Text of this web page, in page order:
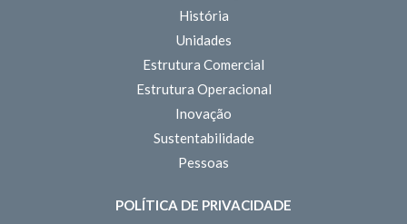
História
Unidades
Estrutura Comercial
Estrutura Operacional
Inovação
Sustentabilidade
Pessoas
POLÍTICA DE PRIVACIDADE